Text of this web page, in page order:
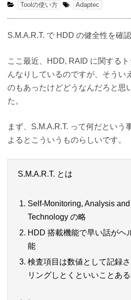
Toolの使い方
Adaptec
S.M.A.R.T. で HDD の健全性を確
ここ最近、HDD, RAID に関する
んなりしているのですが、そうい
のもあったけどどうなんだろと思
た。
まず、S.M.A.R.T. って何だという
よるとこういうものらしいです。
S.M.A.R.T. とは
Self-Monitoring, Analysis
Technology の略
HDD 搭載機能で早い話がヘ
能
検査項目は数値として記録
リングしとくといいことあ